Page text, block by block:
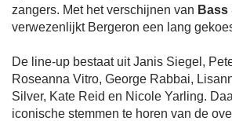
zangers. Met het verschijnen van Bass
verwezenlijkt Bergeron een lang
De line-up bestaat uit Janis Siegel,
Roseanna Vitro, George Rabbai,
Silver, Kate Reid en Nicole Yarling.
iconische stemmen te horen van de